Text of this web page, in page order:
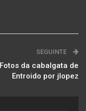
SEGUINTE
Fotos da cabalgata de
Entroido por jlopez